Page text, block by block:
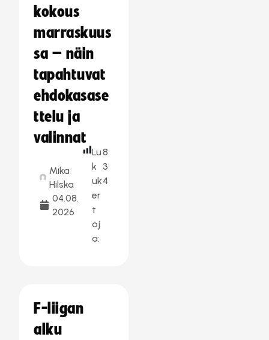
kokous
marraskuus
sa – näin
tapahtuvat
ehdokasase
ttelu ja
valinnat
Mika
Hilska
04.08.
2026
Lu
k
uk
er
t
oj
a:
8
3
4
F-liigan
alku